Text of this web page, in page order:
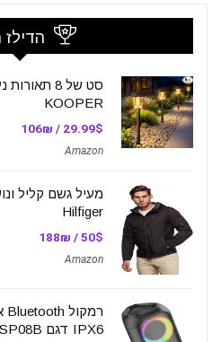
סט של 8
KOOPER
29.99$ / 106₪
Amazon
Hilfiger
50$ / 188₪
Amazon
IPX6 דגם SP08B מבית Budi